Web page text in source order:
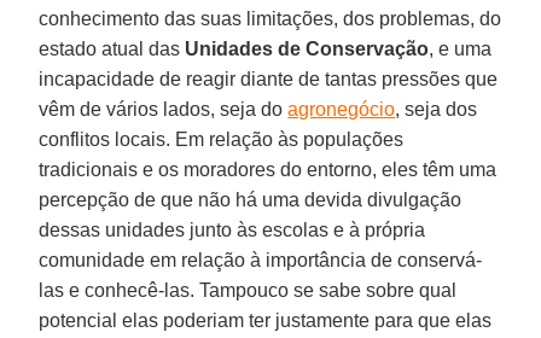
conhecimento das suas limitações, dos problemas, do
estado atual das Unidades de Conservação, e uma
incapacidade de reagir diante de tantas pressões que
vêm de vários lados, seja doagronegócio, seja dos
conflitos locais. Em relação às populações
tradicionais e os moradores do entorno, eles têm uma
percepção de que não há uma devida divulgação
dessas unidades junto às escolas e à própria
comunidade em relação à importância de conservá-
las e conhecê-las. Tampouco se sabe sobre qual
potencial elas poderiam ter justamente para que elas